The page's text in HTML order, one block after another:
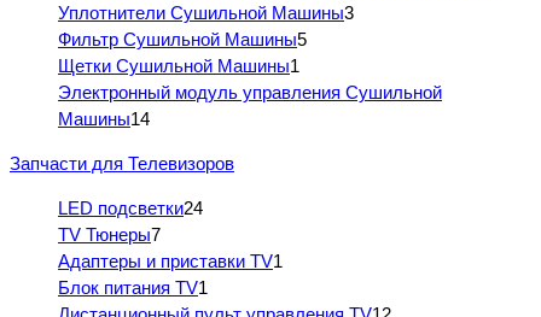
Уплотнители Сушильной Машины3
Фильтр Сушильной Машины5
Щетки Сушильной Машины1
Электронный модуль управления Сушильной
Машины14
Запчасти для Телевизоров
LED подсветки24
TV Тюнеры7
Адаптеры и приставки TV1
Блок питания TV1